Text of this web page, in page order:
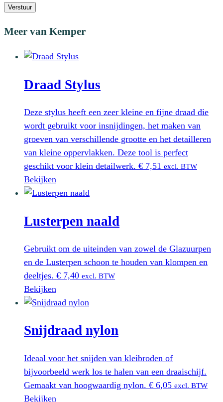
Verstuur
Meer van Kemper
Draad Stylus
Deze stylus heeft een zeer kleine en fijne draad die
wordt gebruikt voor insnijdingen, het maken van
groeven van verschillende grootte en het detailleren
van kleine oppervlakken. Deze tool is perfect
geschikt voor klein detailwerk. € 7,51 excl. BTW
Bekijken
Lusterpen naald
Gebruikt om de uiteinden van zowel de Glazuurpen
en de Lusterpen schoon te houden van klompen en
deeltjes. € 7,40 excl. BTW
Bekijken
Snijdraad nylon
Ideaal voor het snijden van kleibroden of
bijvoorbeeld werk los te halen van een draaischijf.
Gemaakt van hoogwaardig nylon. € 6,05 excl. BTW
Bekijken